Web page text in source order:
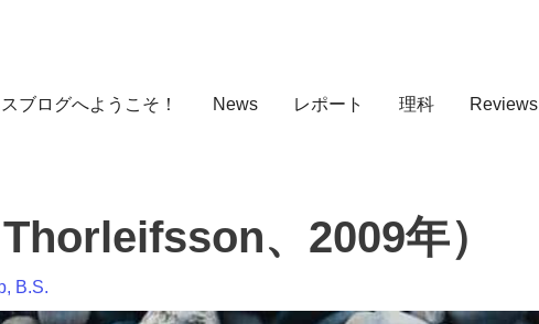
ブログへようこそ！ News レポート 理科 Reviews
、2009年）
B.S.